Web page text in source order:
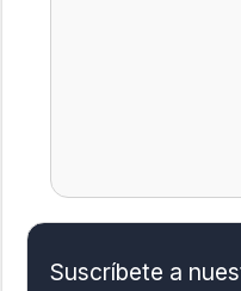
Suscríbete a